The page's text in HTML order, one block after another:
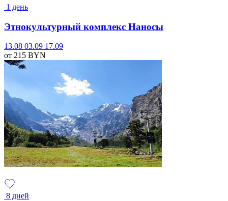
1 день
Этнокультурный комплекс Наносы
13.08 03.09 17.09
от 215 BYN
8 дней